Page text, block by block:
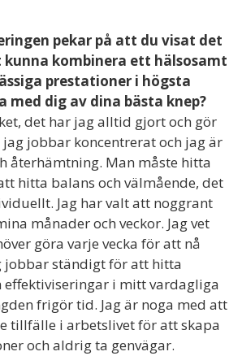
pekar på att du visat det
kombinera ett hälsosamt
prestationer i högsta
med dig av dina bästa knep?
det har jag alltid gjort och gör
jobbar koncentrerat och jag är
återhämtning. Man måste hitta
hitta balans och välmående, det
Jag har valt att noggrant
månader och veckor. Jag vet
göra varje vecka för att nå
jobbar ständigt för att hitta
i mitt vardagliga
frigör tid. Jag är noga med att
tillfälle i arbetslivet för att skapa
och aldrig ta genvägar.